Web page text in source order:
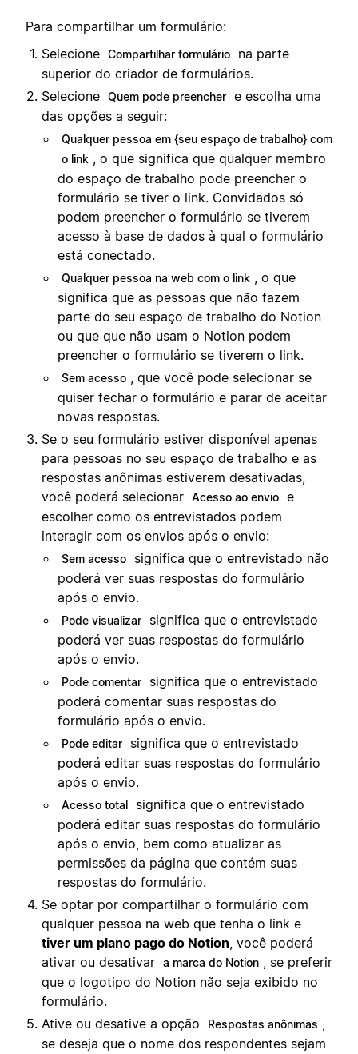
Para compartilhar um formulário:
Selecione Compartilhar formulário
na parte
superior do criador de formulários.
Selecione Quem pode preencher e escolha uma
das opções a seguir:
Qualquer pessoa em {seu espaço de trabalho} com
o link , o que significa que qualquer membro
do espaço de trabalho pode preencher o
formulário se tiver o link. Convidados só
podem preencher o formulário se tiverem
acesso à base de dados à qual o formulário
está conectado.
Qualquer pessoa na web com o link , o que
significa que as pessoas que não fazem
parte do seu espaço de trabalho do Notion
ou que que não usam o Notion podem
preencher o formulário se tiverem o link.
Sem acesso , que você pode selecionar se
quiser fechar o formulário e parar de aceitar
novas respostas.
Se o seu formulário estiver disponível apenas
para pessoas no seu espaço de trabalho e as
respostas anônimas estiverem desativadas,
você poderá selecionar Acesso ao envio e
escolher como os entrevistados podem
interagir com os envios após o envio:
Sem acesso
significa que o entrevistado não
poderá ver suas respostas do formulário
após o envio.
Pode visualizar
significa que o entrevistado
poderá ver suas respostas do formulário
após o envio.
Pode comentar
significa que o entrevistado
poderá comentar suas respostas do
formulário após o envio.
Pode editar
significa que o entrevistado
poderá editar suas respostas do formulário
após o envio.
Acesso total
significa que o entrevistado
poderá editar suas respostas do formulário
após o envio, bem como atualizar as
permissões da página que contém suas
respostas do formulário.
Se optar por compartilhar o formulário com
qualquer pessoa na web que tenha o link e
tiver um plano pago do Notion, você poderá
ativar ou desativar a marca do Notion , se preferir
que o logotipo do Notion não seja exibido no
formulário.
Ative ou desative a opção
Respostas anônimas ,
se deseja que o nome dos respondentes sejam